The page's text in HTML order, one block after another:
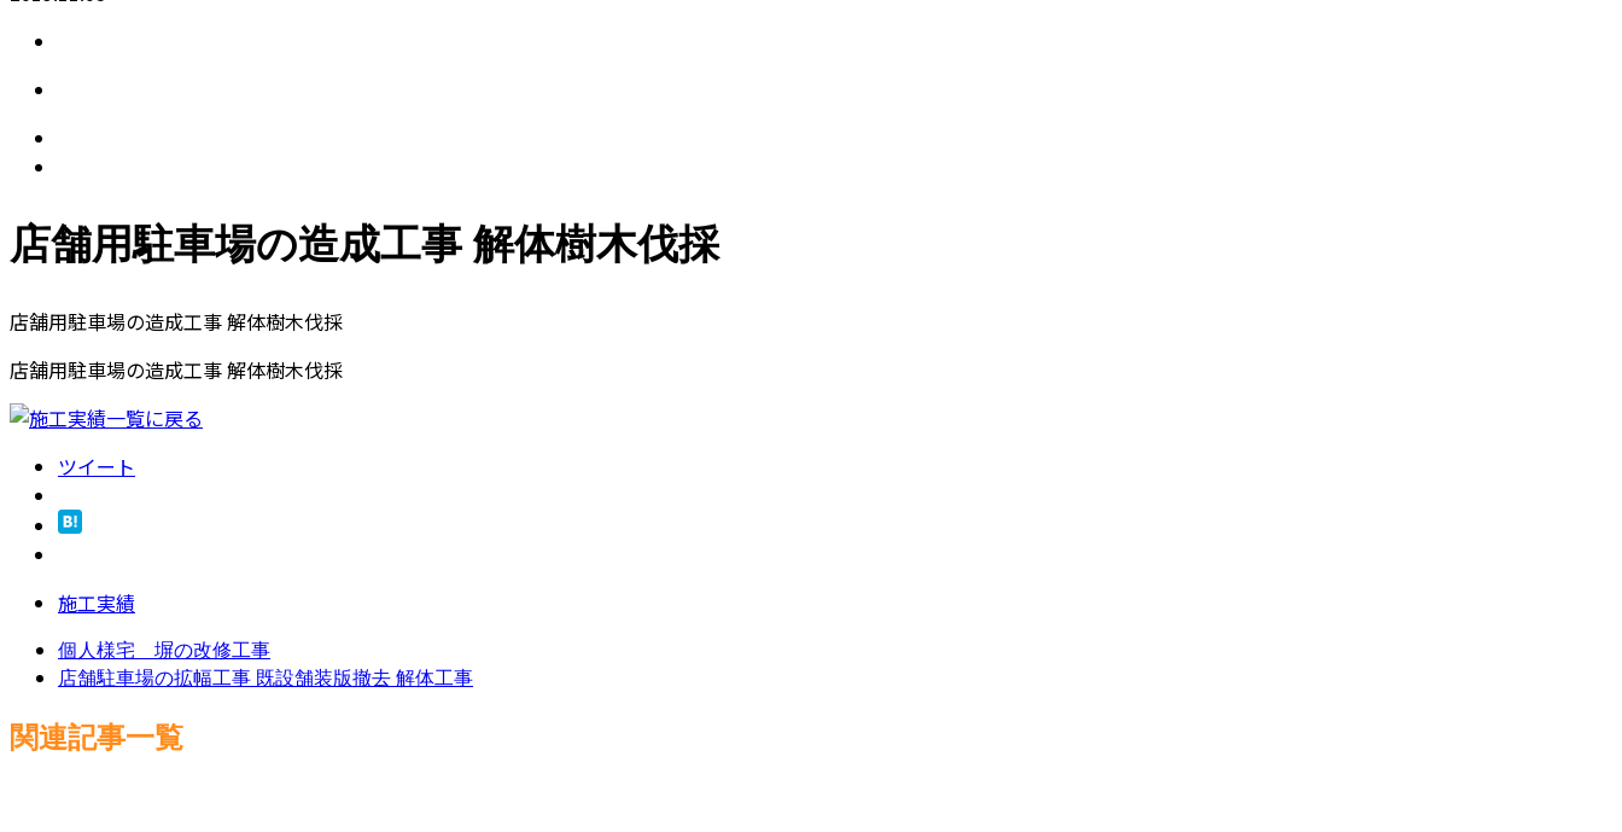
店舗用駐車場の造成工事 解体樹木伐採
店舗用駐車場の造成工事 解体樹木伐採
店舗用駐車場の造成工事 解体樹木伐採
ツイート
施工実績
個人様宅 塀の改修工事
店舗駐車場の拡幅工事 既設舗装版撤去 解体工事
関連記事一覧